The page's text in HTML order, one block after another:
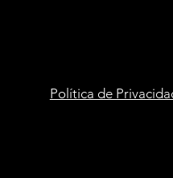
Política de